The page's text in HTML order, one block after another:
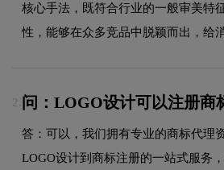
核心手法，既符合行业的一般审美特
性，能够在众多竞品中脱颖而出，给
2. 问：LOGO设计可以注册商
答：可以，我们拥有专业的商标代理
LOGO设计到商标注册的一站式服务